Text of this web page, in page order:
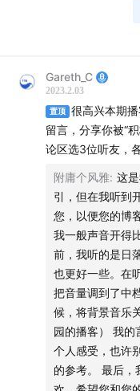
焦虑”的怪圈。这本
欢迎大家收听本期播
Speaker
严飞，清华大学社
Highlights
理想主义 vs
广告是资本主义
如果抛开“职场
读博的心情：
Gareth_C
2023.2.03
置顶
很高兴本期
留言，分享你被“
论区选3位听友，
附庸个风雅: 这
引，但在我听到
您，以便您的博
我一般声音开得
前，我听的是日
也更好一些。在
把音量调到了中
候，将背景音乐
园的播客） 我的
个人感受，也许
的参考。 最后，